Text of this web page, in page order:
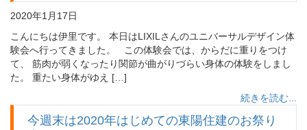
2020年1月17日
こんにちは伊里です。 本日はLIXILさんのユニバーサルデザイン体
験会へ行ってきました。 この体験会では、からだに重りをつけ
て、 筋肉が弱くなったり関節が曲がりづらい身体の体験をしまし
た。 重たい身体がゆえ […]
続きを読む...
今週末は2020年はじめての東陽住建のお祭り